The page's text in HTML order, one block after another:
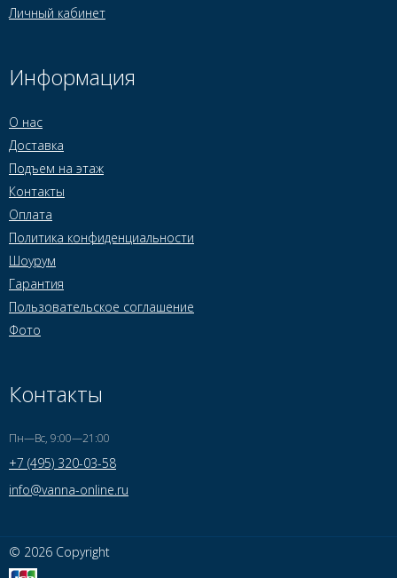
Личный кабинет
Информация
О нас
Доставка
Подъем на этаж
Контакты
Оплата
Политика конфиденциальности
Шоурум
Гарантия
Пользовательское соглашение
Фото
Контакты
Пн—Вс, 9:00—21:00
+7 (495) 320-03-58
info@vanna-online.ru
© 2026 Copyright